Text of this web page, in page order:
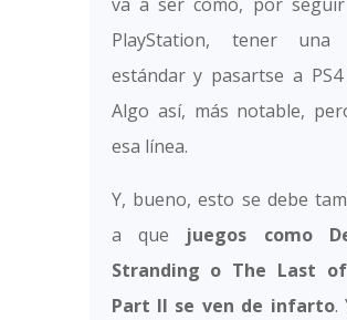
PlayStation, tener una
estándar y pasartse a PS4
Algo así, más notable,
esa línea.
Y, bueno, esto se debe
a que juegos como
Stranding o The Last
Part II se ven de infarto.